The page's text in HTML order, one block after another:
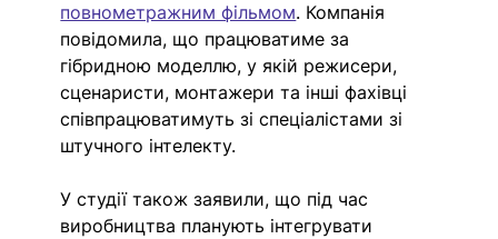
повнометражним фільмом. Компанія
повідомила, що працюватиме за
гібридною моделлю, у якій режисери,
сценаристи, монтажери та інші фахівці
співпрацюватимуть зі спеціалістами зі
штучного інтелекту.
У студії також заявили, що під час
виробництва планують інтегрувати